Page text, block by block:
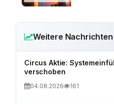
Weitere
Circus Aktie:
verschoben
04.08.2026 161